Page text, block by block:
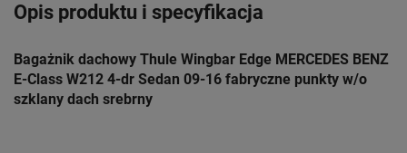
Opis produktu i specyfikacja
Bagażnik dachowy Thule Wingbar Edge MERCEDES BENZ
E-Class W212 4-dr Sedan 09-16 fabryczne punkty w/o
szklany dach srebrny